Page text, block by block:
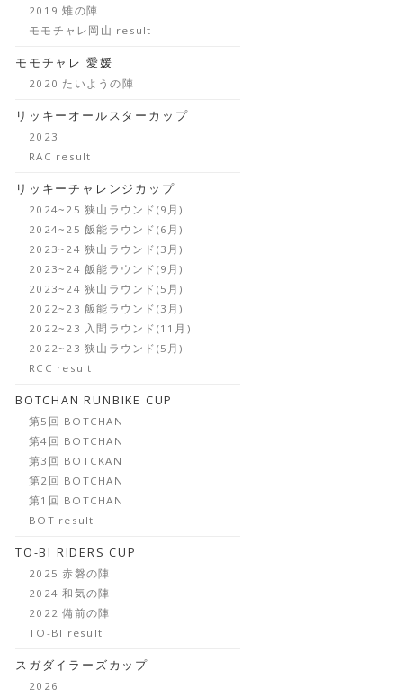
2019 雉の陣
モモチャレ岡山 result
モモチャレ 愛媛
2020 たいようの陣
リッキーオールスターカップ
2023
RAC result
リッキーチャレンジカップ
2024~25 狭山ラウンド(9月)
2024~25 飯能ラウンド(6月)
2023~24 狭山ラウンド(3月)
2023~24 飯能ラウンド(9月)
2023~24 狭山ラウンド(5月)
2022~23 飯能ラウンド(3月)
2022~23 入間ラウンド(11月)
2022~23 狭山ラウンド(5月)
RCC result
BOTCHAN RUNBIKE CUP
第5回 BOTCHAN
第4回 BOTCHAN
第3回 BOTCKAN
第2回 BOTCHAN
第1回 BOTCHAN
BOT result
TO-BI RIDERS CUP
2025 赤磐の陣
2024 和気の陣
2022 備前の陣
TO-BI result
スガダイラーズカップ
2026